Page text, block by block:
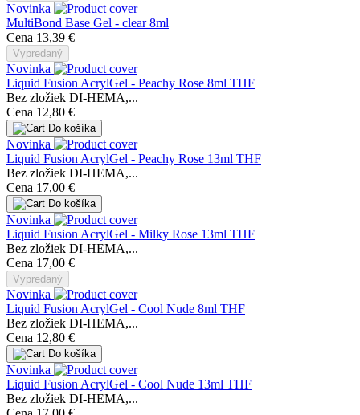
Novinka
MultiBond Base Gel - clear 8ml
Cena 13,39 €
Vypredaný
Novinka
Liquid Fusion AcrylGel - Peachy Rose 8ml THF
Bez zložiek DI-HEMA,...
Cena 12,80 €
Do košíka
Novinka
Liquid Fusion AcrylGel - Peachy Rose 13ml THF
Bez zložiek DI-HEMA,...
Cena 17,00 €
Do košíka
Novinka
Liquid Fusion AcrylGel - Milky Rose 13ml THF
Bez zložiek DI-HEMA,...
Cena 17,00 €
Vypredaný
Novinka
Liquid Fusion AcrylGel - Cool Nude 8ml THF
Bez zložiek DI-HEMA,...
Cena 12,80 €
Do košíka
Novinka
Liquid Fusion AcrylGel - Cool Nude 13ml THF
Bez zložiek DI-HEMA,...